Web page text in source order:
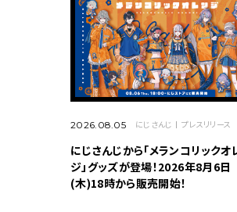
2026.08.05 にじさんじ プレスリリース
にじさんじから「メランコリックオ
ジ」グッズが登場！2026年8月6日
(木)18時から販売開始！